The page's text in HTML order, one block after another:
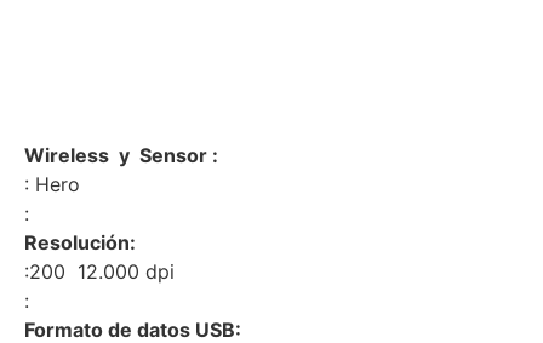
Wireless y Sensor :
: Hero
:
Resolución:
:200  12.000 dpi
:
Formato de datos USB: